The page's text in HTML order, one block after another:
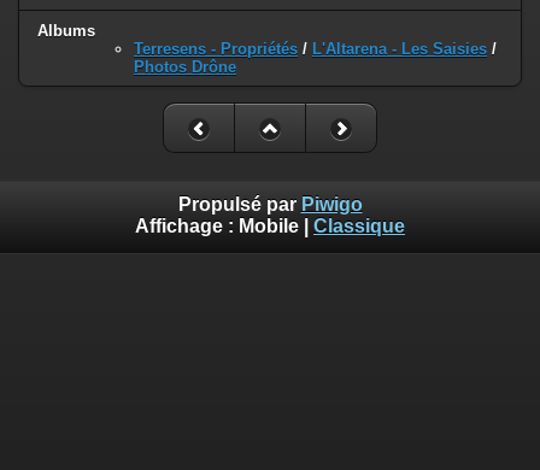
Albums
Terresens - Propriétés / L'Altarena - Les Saisies /
Photos Drône
Propulsé par Piwigo
Affichage : Mobile Classique